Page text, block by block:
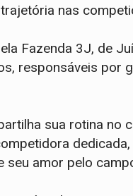
nas
Fazenda 3J, de
responsáveis por
sua rotina no
amor pelo